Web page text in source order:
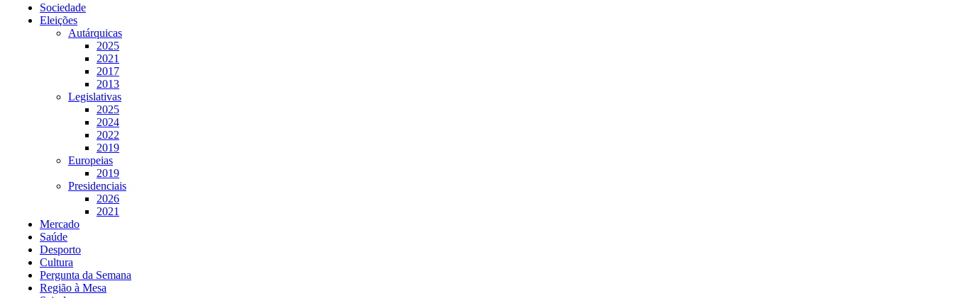
Sociedade
Eleições
Autárquicas
2025
2021
2017
2013
Legislativas
2025
2024
2022
2019
Europeias
2019
Presidenciais
2026
2021
Mercado
Saúde
Desporto
Cultura
Pergunta da Semana
Região à Mesa